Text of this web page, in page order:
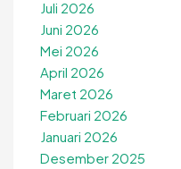
Juli 2026
Juni 2026
Mei 2026
April 2026
Maret 2026
Februari 2026
Januari 2026
Desember 2025